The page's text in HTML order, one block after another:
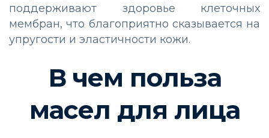
поддерживают здоровье клеточных
мембран, что благоприятно сказывается на
упругости и эластичности кожи.
В чем польза
масел для лица